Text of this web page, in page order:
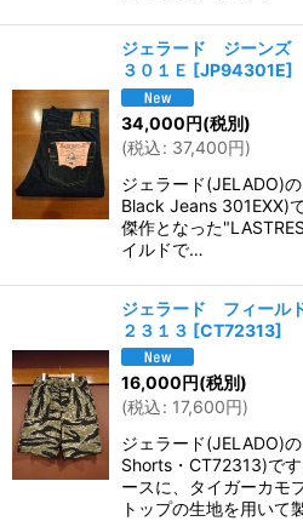
ジェラード ジーンズ
３０１Ｅ [JP94301E]
34,000円(税別)
(税込: 37,400円)
ジェラード(JELADO)
Black Jeans 301EXX)
傑作となった
イルドで…
ジェラード フィール
２３１３ [CT72313]
16,000円(税別)
(税込: 17,600円)
ジェラード(JELADO)
Shorts・CT72313)で
ースに、タイガーカモ
トップの生地を用いて